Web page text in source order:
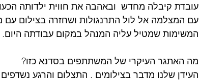
עובדת קיבלה מחדש  ובאהבה את חווית ילדותה
עם המצלמה אל לול התרנגולות ושחזרה בצילום עם
המשימות שמטיל עליה המנהל במקום עבודתה היום.
מה האתגר העיקרי של המשתתפים בסדנא כזו?
העידן שלנו מדבר בצילומים .